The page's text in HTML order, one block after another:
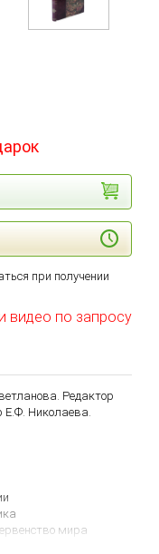
при получении
видео по запросу
Редактор
Е.Ф. Николаева.
мира